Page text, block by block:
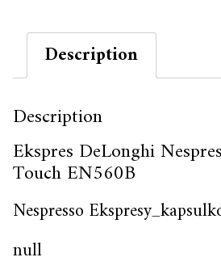
Description
Description
Ekspres DeLonghi
Touch EN560B
Nespresso
null